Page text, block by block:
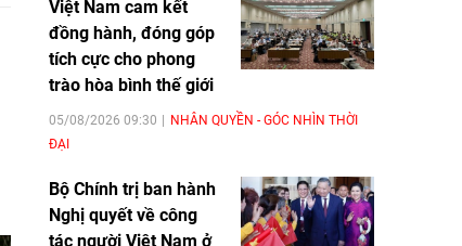
Việt Nam cam kết
đồng hành, đóng góp
tích cực cho phong
trào hòa bình thế giới
05/08/2026 09:30
NHÂN QUYỀN - GÓC NHÌN THỜI
ĐẠI
Bộ Chính trị ban hành
Nghị quyết về công
tác người Việt Nam ở